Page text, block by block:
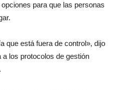
para que las personas
que está fuera de control», dijo
a los protocolos de gestión